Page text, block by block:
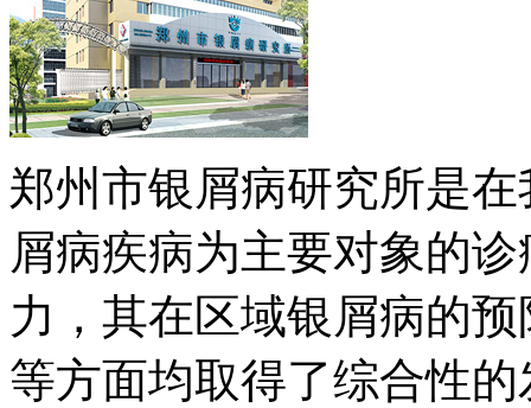
郑州市银屑病研究所是
屑病疾病为主要对象的
力，其在区域银屑病的
等方面均取得了综合性的